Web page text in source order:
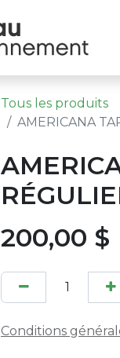
Tous les produits
AMERICANA
200,00 $
Conditions